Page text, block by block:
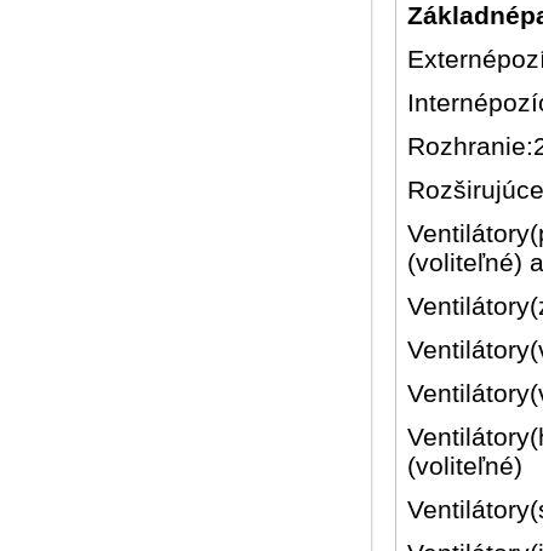
(voliteľné)
(voliteľné)